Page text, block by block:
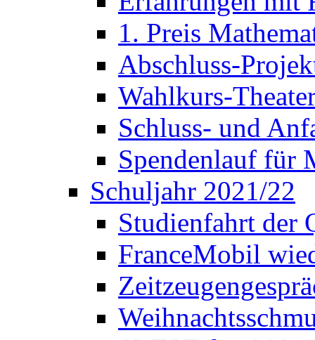
1. Preis
Abschluss-
Wahlkurs-
Schluss- und
Spendenlauf für
Schuljahr 2021/22
Studienfahrt der
FranceMobil